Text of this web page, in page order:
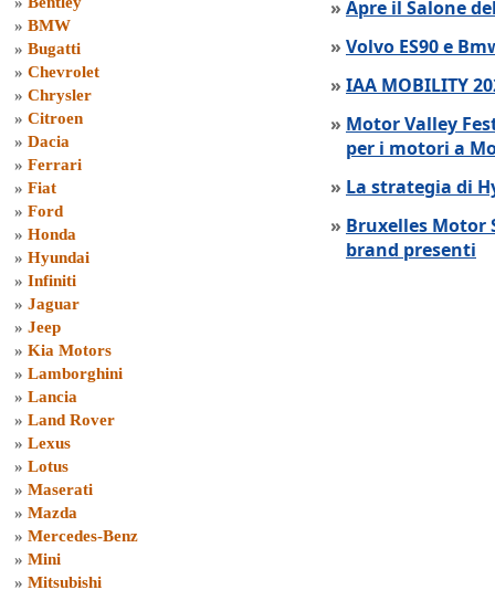
» BMW
» Bugatti
» Chevrolet
» Chrysler
» Citroen
» Dacia
» Ferrari
» Fiat
» Ford
» Honda
» Hyundai
» Infiniti
» Jaguar
» Jeep
» Kia Motors
» Lamborghini
» Lancia
» Land Rover
» Lexus
» Lotus
» Maserati
» Mazda
» Mercedes-Benz
» Mini
» Mitsubishi
» Apre il Salone
» Volvo ES90 e
» IAA MOBILITY
» Motor Valley
per i motori a
» La strategia di
» Bruxelles Motor
brand presenti